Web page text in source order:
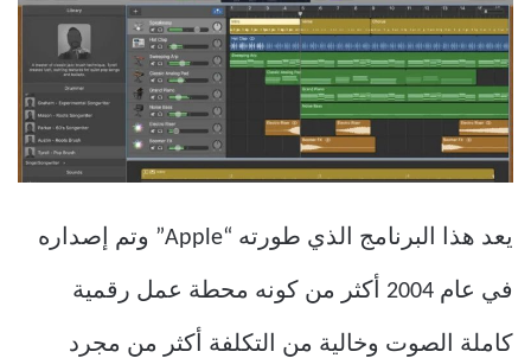
يعد هذا البرنامج الذي طورته “Apple” وتم إصداره
في عام 2004 أكثر من كونه محطة عمل رقمية
كاملة الصوت وخالية من التكلفة أكثر من مجرد